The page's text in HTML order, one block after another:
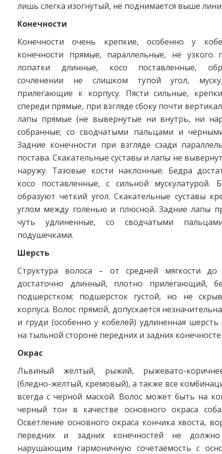
лишь слегка изогнутый, не поднимается выше
Конечности
Конечности очень крепкие, особенно у
конечности прямые, параллельные, не узкого
лопатки длинные, косо поставленные,
сочленении не слишком тупой угол,
прилегающие к корпусу. Пясти сильные,
спереди прямые, при взгляде сбоку почти
лапы прямые (не вывернутые ни внутрь, ни
собранные; со сводчатыми пальцами и
Задние конечности при взгляде сзади
постава. Скакательные суставы и лапы не
наружу. Тазовые кости наклонные. Бедра
косо поставленные, с сильной мускулатурой.
образуют четкий угол. Скакательные суставы
углом между голенью и плюсной. Задние лапы
чуть удлиненные, со сводчатыми
подушечками.
Шерсть
Структура волоса – от средней мягкости до
достаточно длинный, плотно прилегающий,
подшерстком; подшерсток густой, но не
корпуса. Волос прямой, допускается
и груди (особенно у кобелей) удлиненная шерсть
на тыльной стороне передних и задних
Окрас
Львиный желтый, рыжий, рыжевато-
(бледно-желтый, кремовый), а также все
всегда с черной маской. Волос может быть на
черный тон в качестве основного окраса
Осветление основного окраса кончика хвоста,
передних и задних конечностей не
нарушающим гармоничную сочетаемость с